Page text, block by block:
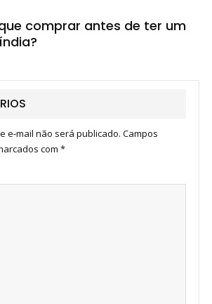
que comprar antes de ter um
e-mail não será publicado. Campos
com *